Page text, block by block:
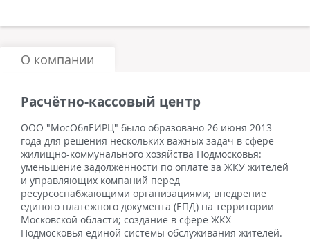
О компании
Расчётно-кассовый центр
ООО "МосОблЕИРЦ" было образовано 26 июня 2013
года для решения нескольких важных задач в сфере
жилищно-коммунального хозяйства Подмосковья:
уменьшение задолженности по оплате за ЖКУ жителей
и управляющих компаний перед
ресурсоснабжающими организациями; внедрение
единого платежного документа (ЕПД) на территории
Московской области; создание в сфере ЖКХ
Подмосковья единой системы обслуживания жителей.